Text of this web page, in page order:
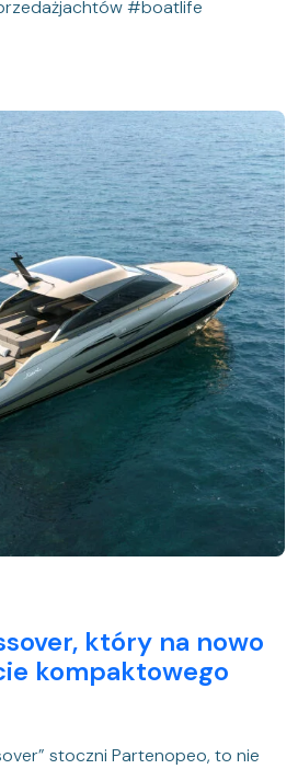
#boatlife
który na nowo
kompaktowego
stoczni Partenopeo, to nie